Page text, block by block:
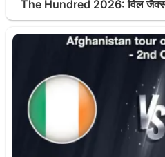
The Hundred 2026: विल जैक्स